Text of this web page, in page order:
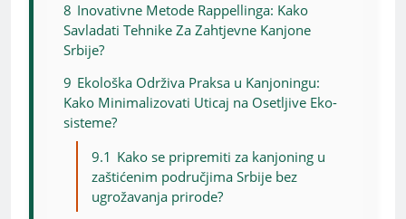
8 Inovativne Metode Rappellinga: Kako
Savladati Tehnike Za Zahtjevne Kanjone
Srbije?
9 Ekološka Održiva Praksa u Kanjoningu:
Kako Minimalizovati Uticaj na Osetljive Eko-
sisteme?
9.1 Kako se pripremiti za kanjoning u
zaštićenim područjima Srbije bez
ugrožavanja prirode?